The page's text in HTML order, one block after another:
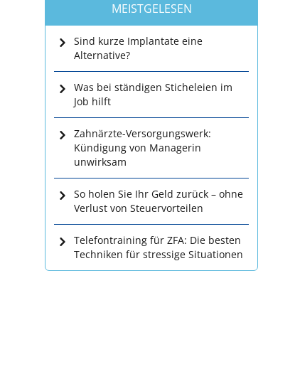
MEISTGELESEN
Sind kurze Implantate eine
Alternative?
Was bei ständigen Sticheleien im
Job hilft
Zahnärzte-Versorgungswerk:
Kündigung von Managerin
unwirksam
So holen Sie Ihr Geld zurück – ohne
Verlust von Steuervorteilen
Telefontraining für ZFA: Die besten
Techniken für stressige Situationen